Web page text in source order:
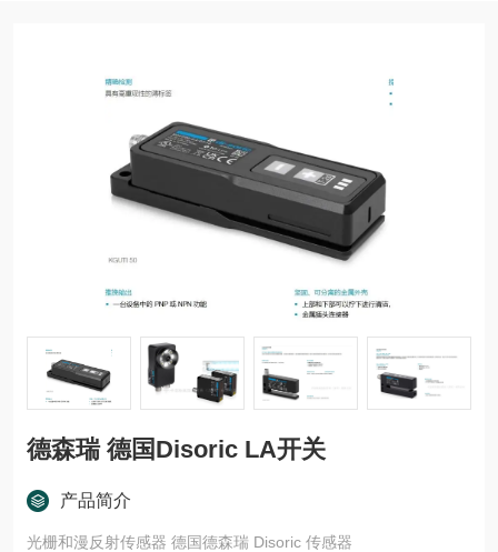
德森瑞 德国Disoric LA开关
产品简介
光栅和漫反射传感器 德国德森瑞 Disoric 传感器